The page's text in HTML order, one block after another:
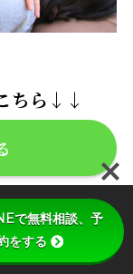
ちら↓↓
で無料相談、予
をする